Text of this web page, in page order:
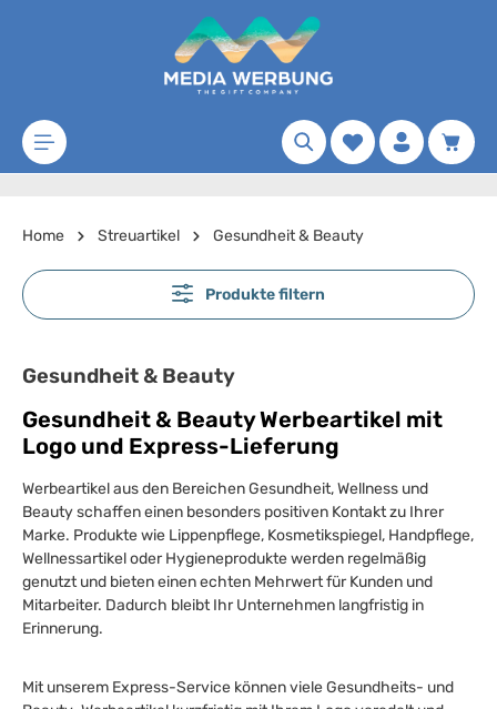
Zum Hauptinhalt springen
Merkzettel
Home Streuartikel Gesundheit & Beauty
Produkte filtern
Gesundheit & Beauty
Gesundheit & Beauty Werbeartikel mit
Logo und Express-Lieferung
Werbeartikel aus den Bereichen Gesundheit, Wellness und
Beauty schaffen einen besonders positiven Kontakt zu Ihrer
Marke. Produkte wie Lippenpflege, Kosmetikspiegel, Handpflege,
Wellnessartikel oder Hygieneprodukte werden regelmäßig
genutzt und bieten einen echten Mehrwert für Kunden und
Mitarbeiter. Dadurch bleibt Ihr Unternehmen langfristig in
Erinnerung.
Mit unserem Express-Service können viele Gesundheits- und